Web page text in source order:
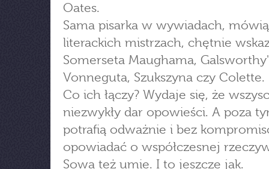
Oates.
Sama pisarka w wywiadach,
literackich mistrzach, chętnie
Somerseta Maughama,
Vonneguta, Szukszyna czy Colette.
Co ich łączy? Wydaje się, że
niezwykły dar opowieści. A poza
potrafią odważnie i bez
opowiadać o współczesnej
Sowa też umie. I to jeszcze jak.